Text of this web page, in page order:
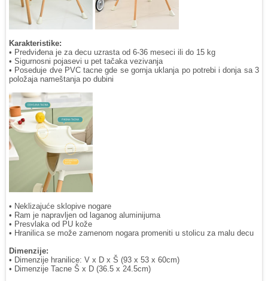
Karakteristike:
• Predviđena je za decu uzrasta od 6-36 meseci ili do 15 kg
• Sigurnosni pojasevi u pet tačaka vezivanja
• Poseduje dve PVC tacne gde se gornja uklanja po potrebi i donja sa 3
položaja nameštanja po dubini
• Neklizajuće sklopive nogare
• Ram je napravljen od laganog aluminijuma
• Presvlaka od PU kože
• Hranilica se može zamenom nogara promeniti u stolicu za malu decu
Dimenzije:
• Dimenzije hranilice: V x D x Š (93 x 53 x 60cm)
• Dimenzije Tacne Š x D (36.5 x 24.5cm)